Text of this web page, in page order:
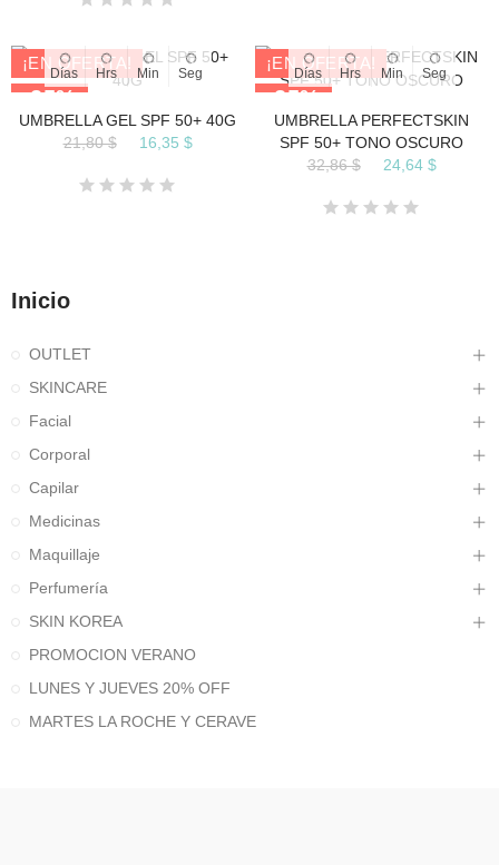
¡EN OFERTA!
-25%
Días Hrs Min Seg
UMBRELLA GEL SPF 50+ 40G
21,80 $
16,35 $
¡EN OFERTA!
-25%
Días Hrs Min Seg
UMBRELLA PERFECTSKIN
SPF 50+ TONO OSCURO
32,86 $
24,64 $
Inicio
OUTLET
SKINCARE
Facial
Corporal
Capilar
Medicinas
Maquillaje
Perfumería
SKIN KOREA
PROMOCION VERANO
LUNES Y JUEVES 20% OFF
MARTES LA ROCHE Y CERAVE